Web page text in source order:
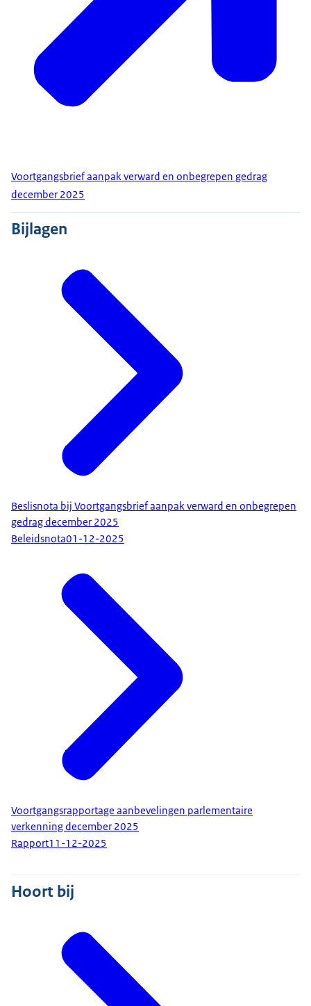
Voortgangsbrief aanpak verward en onbegrepen gedrag
december 2025
Bijlagen
Beslisnota bij Voortgangsbrief aanpak verward en onbegrepen
gedrag december 2025
Beleidsnota01-12-2025
Voortgangsrapportage aanbevelingen parlementaire
verkenning december 2025
Rapport11-12-2025
Hoort bij